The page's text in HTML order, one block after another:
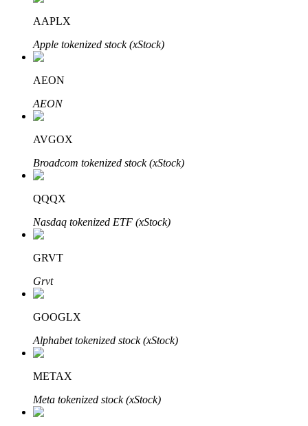
Aprenda a apostar
Aprenda como ganhar renda passiva
Bitrue
Parceiros Bitrue
Afiliados Bitrue
Até 65% de comissões!
AAPLX
Apple tokenized stock (xStock)
AEON
AEON
AVGOX
Broadcom tokenized stock (xStock)
QQQX
Nasdaq tokenized ETF (xStock)
GRVT
Grvt
GOOGLX
Alphabet tokenized stock (xStock)
METAX
Meta tokenized stock (xStock)